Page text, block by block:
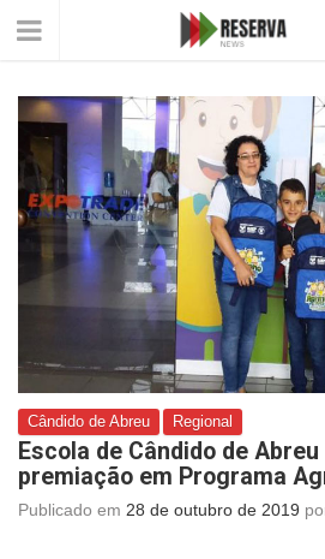
Cândido de Abreu Regional
Escola de Cândido de
premiação em Programa
Publicado em 28 de outubro de 2019